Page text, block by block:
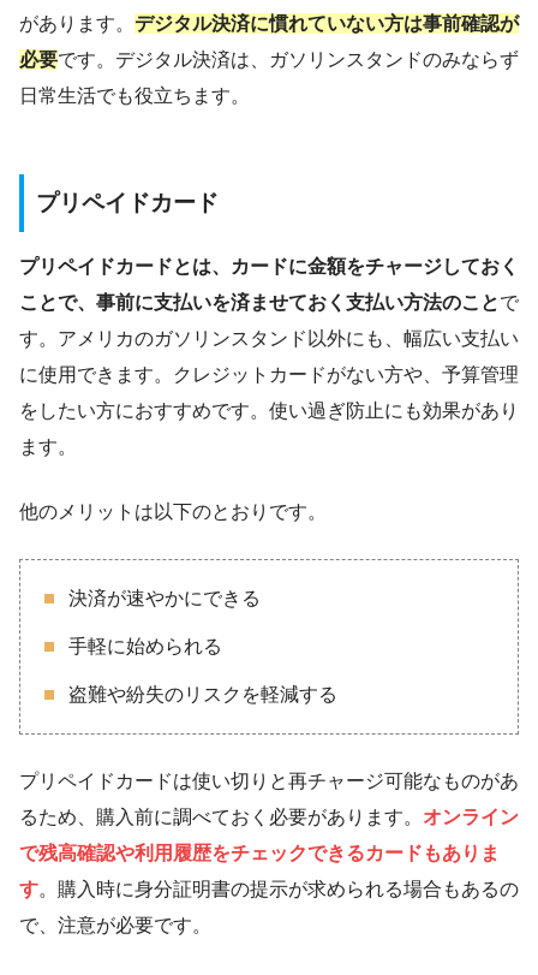
があります。 デジタル決済に慣れていない方は事前確認が
必要です。デジタル決済は、ガソリンスタンドのみならず
日常生活でも役立ちます。
プリペイドカード
プリペイドカードとは、カードに金額をチャージしておく
ことで、事前に支払いを済ませておく支払い方法のことで
す。アメリカのガソリンスタンド以外にも、幅広い支払い
に使用できます。クレジットカードがない方や、予算管理
をしたい方におすすめです。使い過ぎ防止にも効果があり
ます。
他のメリットは以下のとおりです。
決済が速やかにできる
手軽に始められる
盗難や紛失のリスクを軽減する
プリペイドカードは使い切りと再チャージ可能なものがあ
るため、購入前に調べておく必要があります。 オンライン
で残高確認や利用履歴をチェックできるカードもありま
す。購入時に身分証明書の提示が求められる場合もあるの
で、注意が必要です。